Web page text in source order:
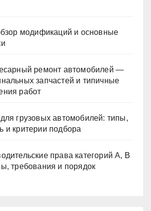
модификаций и основные
ремонт автомобилей —
запчастей и типичные
работ
грузовых автомобилей: типы,
и критерии подбора
права категорий A, B
требования и порядок